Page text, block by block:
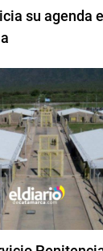
su agenda